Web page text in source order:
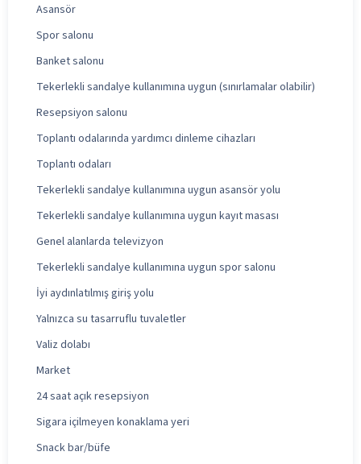
Asansör
Spor salonu
Banket salonu
Tekerlekli sandalye kullanımına uygun (sınırlamalar olabilir)
Resepsiyon salonu
Toplantı odalarında yardımcı dinleme cihazları
Toplantı odaları
Tekerlekli sandalye kullanımına uygun asansör yolu
Tekerlekli sandalye kullanımına uygun kayıt masası
Genel alanlarda televizyon
Tekerlekli sandalye kullanımına uygun spor salonu
İyi aydınlatılmış giriş yolu
Yalnızca su tasarruflu tuvaletler
Valiz dolabı
Market
24 saat açık resepsiyon
Sigara içilmeyen konaklama yeri
Snack bar/büfe